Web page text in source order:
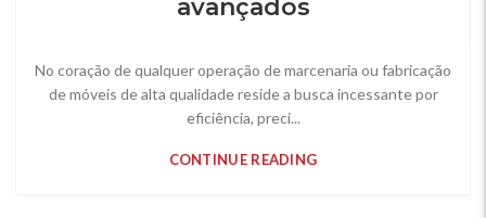
avançados
No coração de qualquer operação de marcenaria ou fabricação
de móveis de alta qualidade reside a busca incessante por
eficiência, preci...
CONTINUE READING